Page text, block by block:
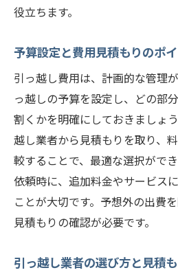
札幌市東区の新居周辺環境
札幌市東区の学校や保
医療機関と緊急時の対
買い物や食事のおすす
新しい住居の防犯対策
地域のコミュニティ活
札幌市東区の交通アクセス
札幌市東区の主要交通
バスや電車の路線と時
最寄り駅やバス停の情
役立ちます。
予算設定と費用見積もりのポ
引っ越し費用は、計画的な管理
っ越しの予算を設定し、どの部
割くかを明確にしておきましょ
越し業者から見積もりを取り、
較することで、最適な選択がで
依頼時に、追加料金やサービス
ことが大切です。予想外の出費
見積もりの確認が必要です。
引っ越し業者の選び方と見積